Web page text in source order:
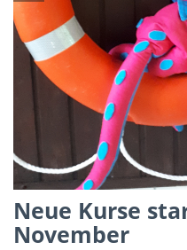
Neue Kurse
November